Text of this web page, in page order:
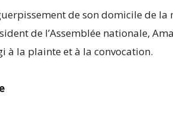
de son domicile de la
de l’Assemblée nationale,
à la plainte et à la convocation.